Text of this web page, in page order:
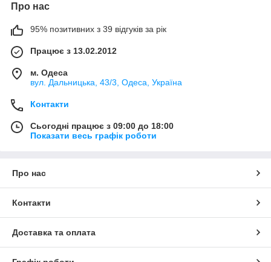
Про нас
95% позитивних з 39 відгуків за рік
Працює з 13.02.2012
м. Одеса
вул. Дальницька, 43/3, Одеса, Україна
Контакти
Сьогодні працює з 09:00 до 18:00
Показати весь графік роботи
Про нас
Контакти
Доставка та оплата